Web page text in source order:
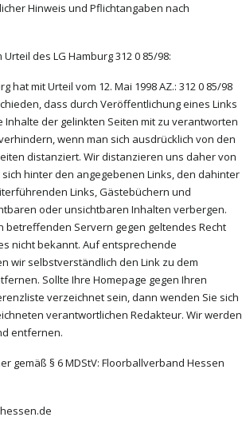
Hinweis und Pflichtangaben nach
des LG Hamburg 312 0 85/98:
hat mit Urteil vom 12. Mai 1998 AZ.: 312 0 85/98
dass durch Veröffentlichung eines Links
Inhalte der gelinkten Seiten mit zu verantworten
wenn man sich ausdrücklich von den
distanziert. Wir distanzieren uns daher von
hinter den angegebenen Links, den dahinter
Links, Gästebüchern und
oder unsichtbaren Inhalten verbergen.
betreffenden Servern gegen geltendes Recht
nicht bekannt. Auf entsprechende
wir selbstverständlich den Link zu dem
Sollte Ihre Homepage gegen Ihren
verzeichnet sein, dann wenden Sie sich
verantwortlichen Redakteur. Wir werden
entfernen.
gemäß § 6 MDStV: Floorballverband Hessen